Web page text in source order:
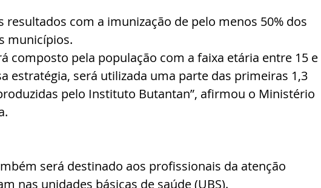
resultados com a imunização de pelo menos 50% dos
municípios.
composto pela população com a faixa etária entre 15 e
estratégia, será utilizada uma parte das primeiras 1,3
pelo Instituto Butantan”, afirmou o Ministério
será destinado aos profissionais da atenção
nas unidades básicas de saúde (UBS).